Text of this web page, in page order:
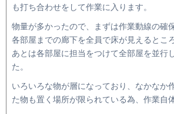
も打ち合わせをして作業に入ります。
物量が多かったので、まずは作業動線の確
各部屋までの廊下を全員で床が見えるとこ
あとは各部屋に担当をつけて全部屋を並行
た。
いろいろな物が層になっており、なかなか
た物も置く場所が限られている為、作業自